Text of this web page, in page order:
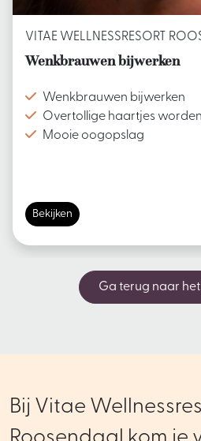
VITAE WELLNESSRESORT
Wenkbrauwen bijwerken
Wenkbrauwen bijwerken
Overtollige haartjes
Mooie oogopslag
Bekijken
Ga terug naar
Bij Vitae